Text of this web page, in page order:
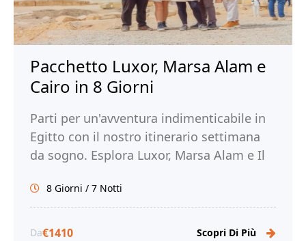
Pacchetto Luxor, Marsa Alam e
Cairo in 8 Giorni
Parti per un'avventura indimenticabile in
Egitto con il nostro itinerario settimana
da sogno. Esplora Luxor, Marsa Alam e Il
8 Giorni / 7 Notti
Da€1410 Scopri Di Più